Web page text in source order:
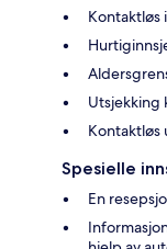
Kontaktløs
Utsjekking
Kontaktløs
Spesielle
En